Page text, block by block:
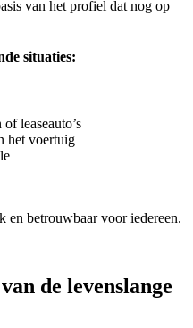
van het profiel dat nog op
situaties:
leaseauto’s
het voertuig
betrouwbaar voor iedereen.
de levenslange